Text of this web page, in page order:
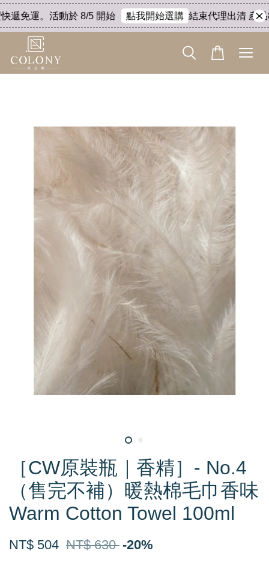
遞免運。活動於 8/5 開始 點我開始選購 結束代理出清 產品
［CW原裝瓶｜香精］- No.4
（售完不補）暖熱棉毛巾香味
Warm Cotton Towel 100ml
NT$ 504 NT$ 630 -20%